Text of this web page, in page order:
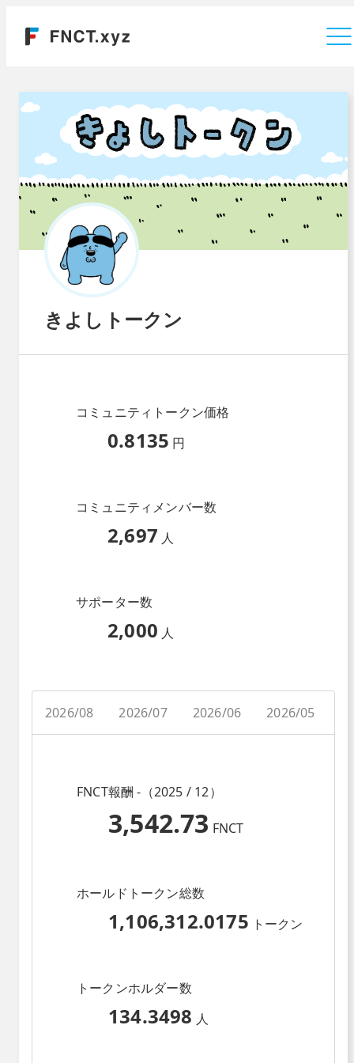
きよしトークン
コミュニティトークン価格
0.8135 円
コミュニティメンバー数
2,697 人
サポーター数
2,000 人
2026/08 2026/07 2026/06 2026/05
FNCT報酬 -（2025 / 12）
3,542.73 FNCT
ホールドトークン総数
1,106,312.0175 トークン
トークンホルダー数
134.3498 人